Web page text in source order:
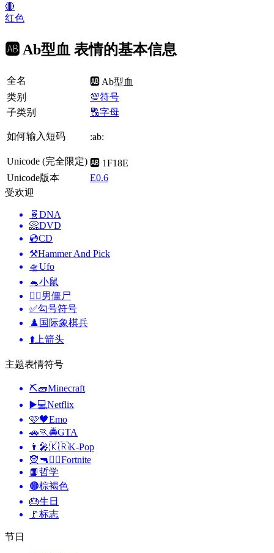
🔴
红色
🆎 Ab型血 表情的基本信息
全名
🆎 Ab型血
类别
💯符号
子类别
🔠字母
如何输入短码 :ab:
Unicode (完全限定) 🆎 1F18E
Unicode版本
E0.6
受欢迎
🧬 DNA
📀DVD
💿CD
⚒️Hammer And Pick
🛸Ufo
🐁小鼠
🧟‍♂️男僵尸
✅勾号符号
♟️ 国际象棋兵
⬆️ 上箭头
主题表情符号
⛏🧱Minecraft
▶️💻Netflix
🩷🖤Emo
🚗🏃🚔GTA
👨‍🎤🇰🇷K-Pop
🧝🔫🦹‍♂️Fortnite
📙哲学
🟤棕褐色
🎂生日
🚩标志
节日